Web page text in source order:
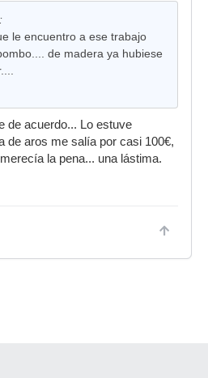
le encuentro a ese trabajo
de madera ya hubiese
de acuerdo... Lo estuve
de aros me salía por casi 100€,
la pena... una lástima.